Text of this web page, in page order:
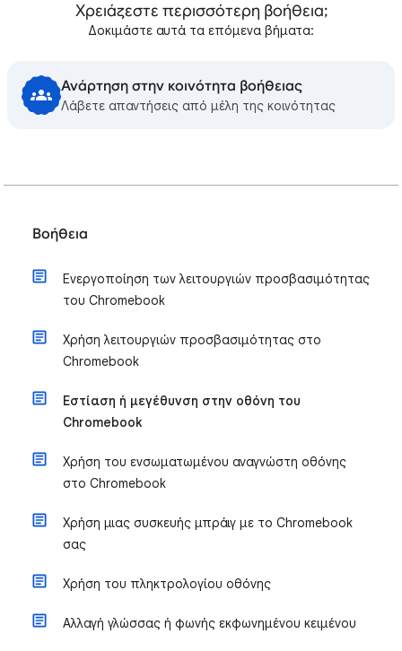
Χρειάζεστε περισσότερη βοήθεια;
Δοκιμάστε αυτά τα επόμενα βήματα:
Ανάρτηση στην κοινότητα βοήθειας
Λάβετε απαντήσεις από μέλη της κοινότητας
Βοήθεια
Ενεργοποίηση των λειτουργιών προσβασιμότητας
του Chromebook
Χρήση λειτουργιών προσβασιμότητας στο
Chromebook
Εστίαση ή μεγέθυνση στην οθόνη του
Chromebook
Χρήση του ενσωματωμένου αναγνώστη οθόνης
στο Chromebook
Χρήση μιας συσκευής μπράιγ με το Chromebook
σας
Χρήση του πληκτρολογίου οθόνης
Αλλαγή γλώσσας ή φωνής εκφωνημένου κειμένου